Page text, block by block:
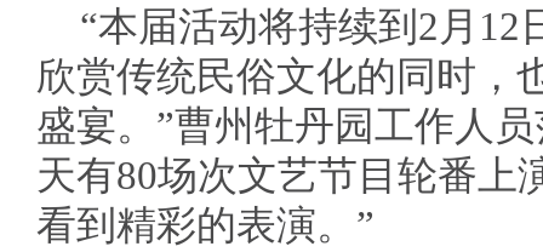
“本届活动将持续到2月
欣赏传统民俗文化的同时，
盛宴。”曹州牡丹园工作人
天有80场次文艺节目轮番上
看到精彩的表演。”